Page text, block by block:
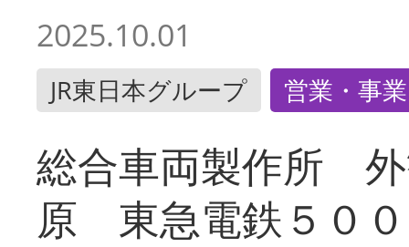
2025.10.01
JR東日本グループ 営業・事
総合車両製作所
原 東急電鉄５０